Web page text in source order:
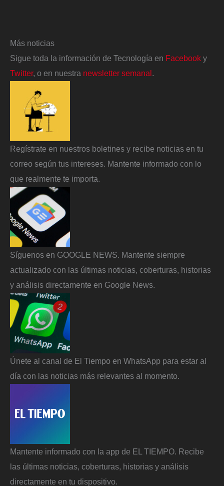
Más noticias
Sigue toda la información de Tecnología en Facebook y
Twitter, o en nuestra newsletter semanal.
Regístrate en nuestros boletines y recibe noticias en tu
correo según tus intereses. Mantente informado con lo
que realmente te importa.
Síguenos en GOOGLE NEWS. Mantente siempre
actualizado con las últimas noticias, coberturas, historias
y análisis directamente en Google News.
Únete al canal de El Tiempo en WhatsApp para estar al
día con las noticias más relevantes al momento.
Mantente informado con la app de EL TIEMPO. Recibe
las últimas noticias, coberturas, historias y análisis
directamente en tu dispositivo.